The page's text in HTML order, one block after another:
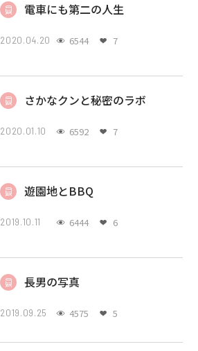
電車にも第二の人生
2020.04.20 6544 7
さかなクンと秘密のラボ
2020.01.10 6592 7
遊園地とBBQ
2019.10.11 6444 6
長男の写真
2019.09.25 4575 5